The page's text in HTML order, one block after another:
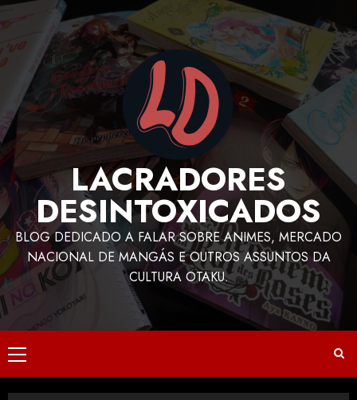
LACRADORES
DESINTOXICADOS
BLOG DEDICADO A FALAR SOBRE ANIMES, MERCADO
NACIONAL DE MANGÁS E OUTROS ASSUNTOS DA
CULTURA OTAKU.